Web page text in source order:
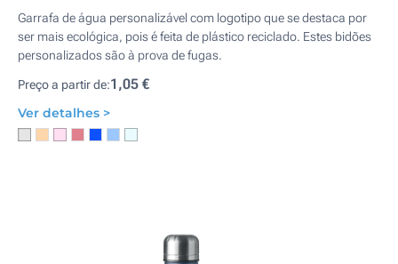
Garrafa de água personalizável com logotipo que se destaca por
ser mais ecológica, pois é feita de plástico reciclado. Estes bidões
personalizados são à prova de fugas.
Preço a partir de:1,05 €
Ver detalhes >